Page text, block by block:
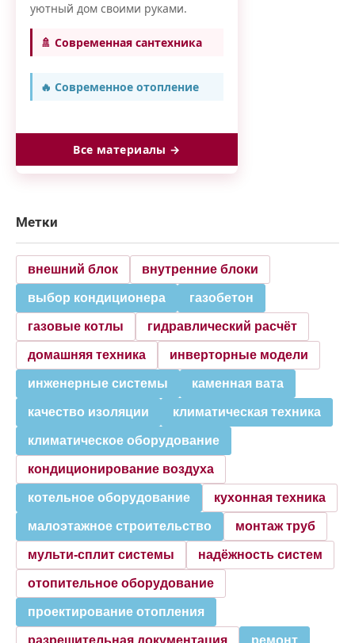
уютный дом своими руками.
🚿 Современная сантехника
🔥 Современное отопление
Все материалы →
Метки
внешний блок внутренние блоки
выбор кондиционера газобетон
газовые котлы гидравлический расчёт
домашняя техника инверторные модели
инженерные системы каменная вата
качество изоляции климатическая техника
климатическое оборудование
кондиционирование воздуха
котельное оборудование кухонная техника
малоэтажное строительство монтаж труб
мульти-сплит системы надёжность систем
отопительное оборудование
проектирование отопления